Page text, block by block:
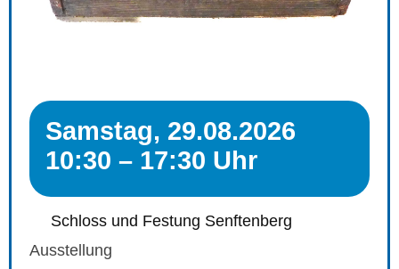
Samstag, 29.08.2026
10:30 – 17:30 Uhr
Schloss und Festung Senftenberg
Ausstellung